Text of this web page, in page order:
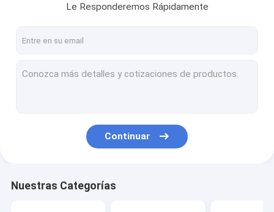
Le Responderemos Rápidamente
Continuar
Nuestras Categorías